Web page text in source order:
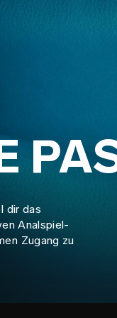
dir das
Analspiel-
Zugang zu